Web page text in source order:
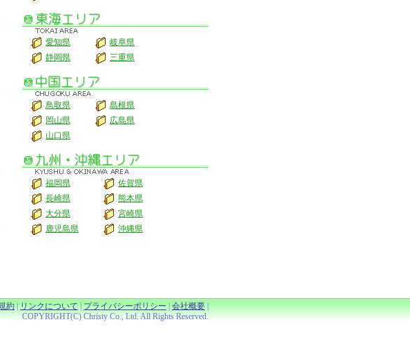
愛知県
岐阜県
静岡県
三重県
鳥取県
島根県
岡山県
広島県
山口県
福岡県
佐賀県
長崎県
熊本県
大分県
宮崎県
鹿児島県
沖縄県
約|リンクについて|プライバシーポリシー|会社概要|
COPYRIGHT(C) Christy Co., Ltd. All Rights Reserved.